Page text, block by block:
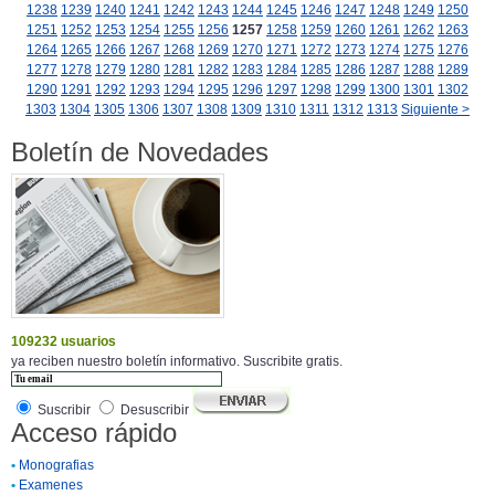
1238 1239 1240 1241 1242 1243 1244 1245 1246 1247 1248 1249 1250
1251 1252 1253 1254 1255 1256 1257 1258 1259 1260 1261 1262 1263
1264 1265 1266 1267 1268 1269 1270 1271 1272 1273 1274 1275 1276
1277 1278 1279 1280 1281 1282 1283 1284 1285 1286 1287 1288 1289
1290 1291 1292 1293 1294 1295 1296 1297 1298 1299 1300 1301 1302
1303 1304 1305 1306 1307 1308 1309 1310 1311 1312 1313 Siguiente >
Boletín de Novedades
109232 usuarios
ya reciben nuestro boletín informativo. Suscribite gratis.
Suscribir Desuscribir
Acceso rápido
• Monografias
• Examenes